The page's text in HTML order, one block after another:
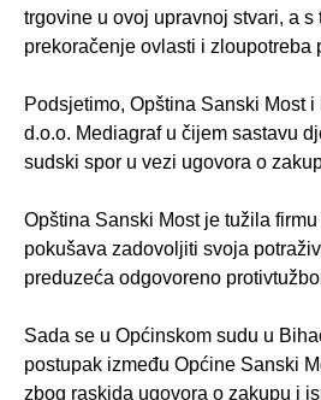
trgovine u ovoj upravnoj stvari, a
prekoračenje ovlasti i zloupotreba
Podsjetimo, Opština Sanski Most
d.o.o. Mediagraf u čijem sastavu
sudski spor u vezi ugovora o
Opština Sanski Most je tužila
pokušava zadovoljiti svoja
preduzeća odgovoreno
Sada se u Općinskom sudu u
postupak između Općine Sanski
zbog raskida ugovora o zakupu i